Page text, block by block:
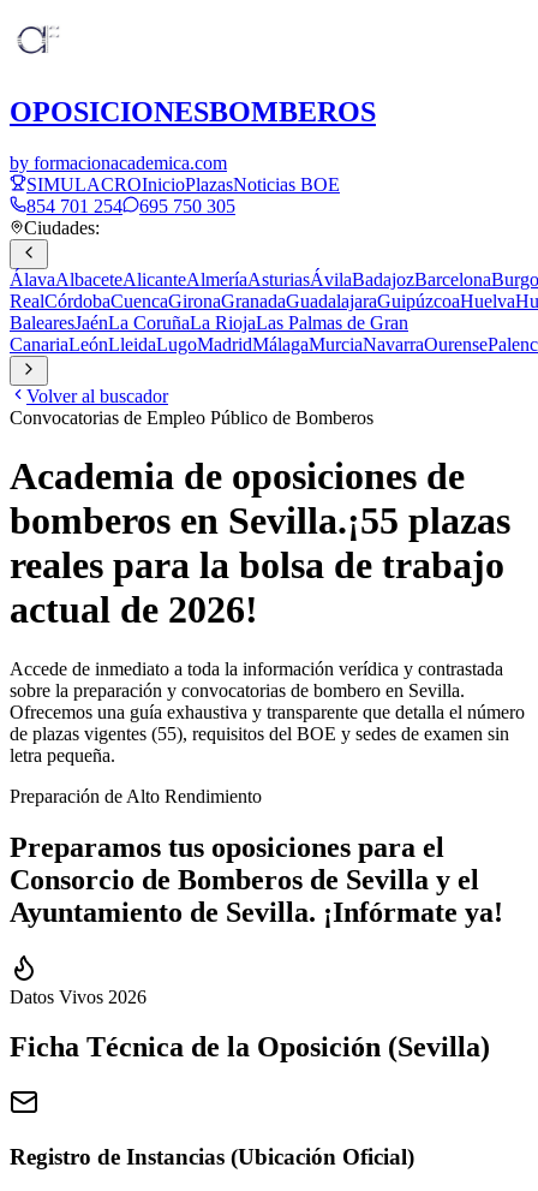
OPOSICIONESBOMBEROS
by formacionacademica.com
SIMULACROInicioPlazasNoticias BOE
854 701 254
695 750 305
Ciudades:
ÁlavaAlbaceteAlicanteAlmeríaAsturiasÁvilaBadajozBarcelona
RealCórdobaCuencaGironaGranadaGuadalajaraGuipúzcoaHuelva
BalearesJaénLa CoruñaLa RiojaLas Palmas de Gran
CanariaLeónLleidaLugoMadridMálagaMurciaNavarraOurense
Volver al buscador
Convocatorias de Empleo Público de Bomberos
Academia de oposiciones de
bomberos en Sevilla.¡55 plazas
reales para la bolsa de trabajo
actual de 2026!
Accede de inmediato a toda la información verídica y contrastada
sobre la preparación y convocatorias de bombero en Sevilla.
Ofrecemos una guía exhaustiva y transparente que detalla el número
de plazas vigentes (55), requisitos del BOE y sedes de examen sin
letra pequeña.
Preparación de Alto Rendimiento
Preparamos tus oposiciones para el
Consorcio de Bomberos de Sevilla y el
Ayuntamiento de Sevilla. ¡Infórmate ya!
Datos Vivos 2026
Ficha Técnica de la Oposición (Sevilla)
Registro de Instancias (Ubicación Oficial)